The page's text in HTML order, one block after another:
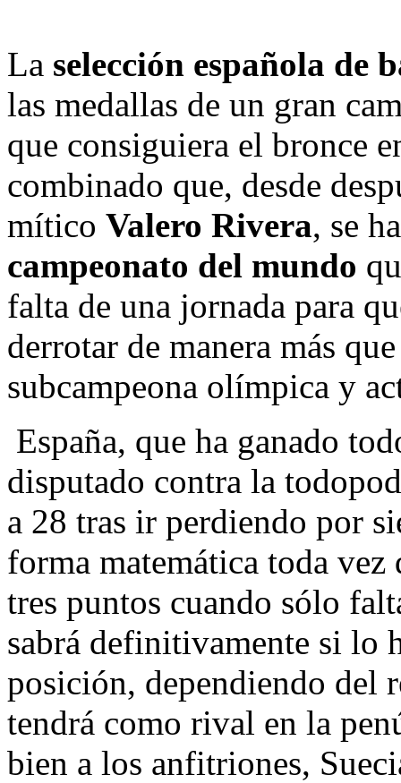
La selección española de
las medallas de un gran
que consiguiera el bronce
combinado que, desde
mítico Valero Rivera, se
campeonato del mundo
falta de una jornada para
derrotar de manera más
subcampeona olímpica y
España, que ha ganado
disputado contra la
a 28 tras ir perdiendo por
forma matemática toda vez
tres puntos cuando sólo
sabrá definitivamente si lo
posición, dependiendo del
tendrá como rival en la
bien a los anfitriones,